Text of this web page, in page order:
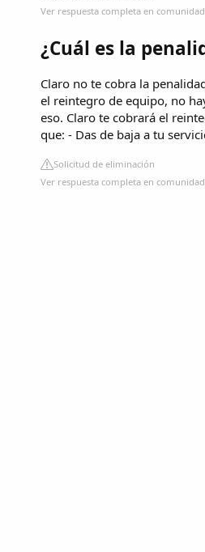
Ver respuesta completa en
¿Cuál es la
Claro no te cobra la
el reintegro de equipo, no
eso. Claro te cobrará el
que: - Das de baja a tu
Solicitud de eliminación
Ver respuesta completa en